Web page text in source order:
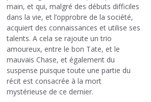
main, et qui, malgré des débuts difficiles
dans la vie, et l’opprobre de la société,
acquiert des connaissances et utilise ses
talents. A cela se rajoute un trio
amoureux, entre le bon Tate, et le
mauvais Chase, et également du
suspense puisque toute une partie du
récit est consacrée à la mort
mystérieuse de ce dernier.